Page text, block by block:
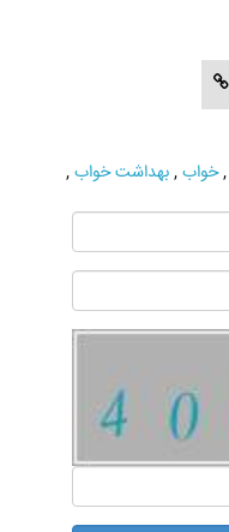
,خواب,بهداشت خواب,